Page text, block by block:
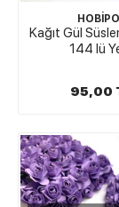
Kağıt Gül
144 lü
95,00